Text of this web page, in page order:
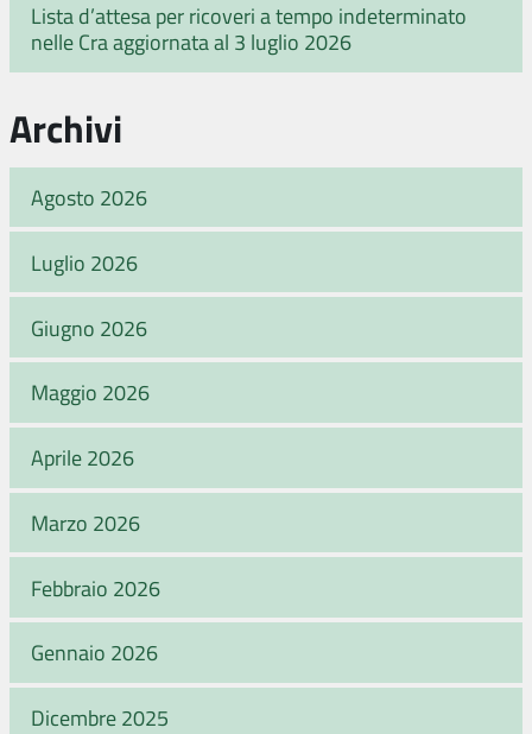
Lista d’attesa per ricoveri a tempo indeterminato
nelle Cra aggiornata al 3 luglio 2026
Archivi
Agosto 2026
Luglio 2026
Giugno 2026
Maggio 2026
Aprile 2026
Marzo 2026
Febbraio 2026
Gennaio 2026
Dicembre 2025